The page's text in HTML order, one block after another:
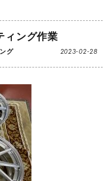
ィング作業
グ 2023-02-28